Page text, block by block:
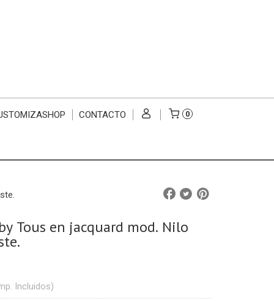
CONTACTO 0
Tous en jacquard mod. Nilo
Incluidos)